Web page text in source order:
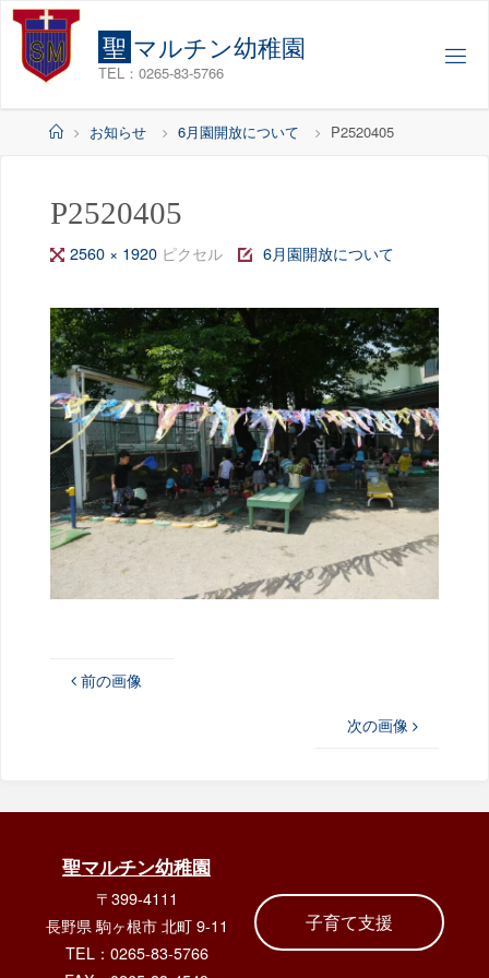
コ
聖 マルチン幼稚園
TEL：0265-83-5766
ホ
お知らせ 6月園開放について P2520405
P2520405
フ
サ
イ
ズ
2560 × 1920 ピクセル 6月園開放について
前の画像
次の画像
聖マルチン幼稚園
〒399-4111
長野県 駒ヶ根市 北町 9-11
TEL：0265-83-5766
子育て支援